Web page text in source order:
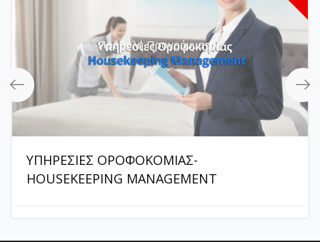
Προβολή Προγράμματος
ΥΠΗΡΕΣΙΕΣ ΟΡΟΦΟΚΟΜΙΑΣ-
HOUSEKEEPING MANAGEMENT